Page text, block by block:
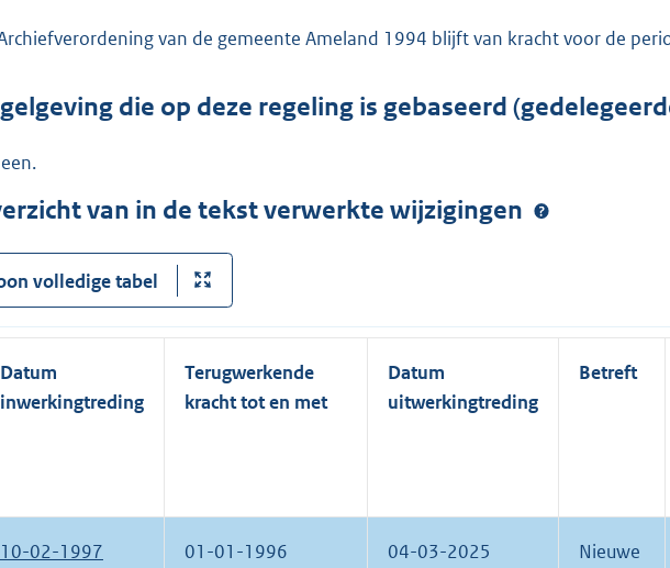
van de gemeente Ameland 1994 blijft van kracht voor de
die op deze regeling is gebaseerd
van in de tekst verwerkte wijzigingen
volledige tabel
Datum
inwerkingtreding
Terugwerkende
kracht tot en met
Datum
uitwerkingtreding
Betreft
10-02-1997 01-01-1996 04-03-2025
Nieuwe